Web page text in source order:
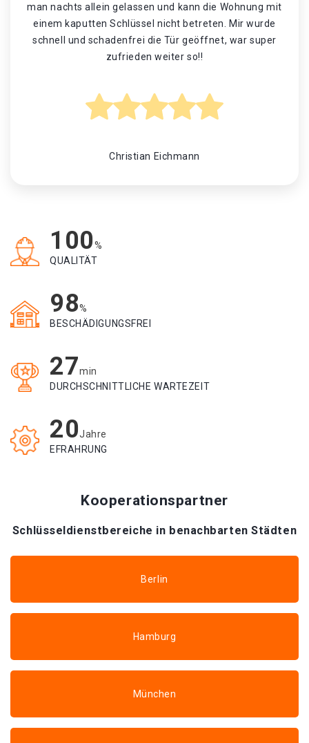
man nachts allein gelassen und kann die Wohnung mit
einem kaputten Schlüssel nicht betreten. Mir wurde
schnell und schadenfrei die Tür geöffnet, war super
zufrieden weiter so!!
Christian Eichmann
100%
QUALITÄT
98%
BESCHÄDIGUNGSFREI
27min
DURCHSCHNITTLICHE WARTEZEIT
20Jahre
EFRAHRUNG
Kooperationspartner
Schlüsseldienstbereiche in benachbarten Städten
Berlin
Hamburg
München